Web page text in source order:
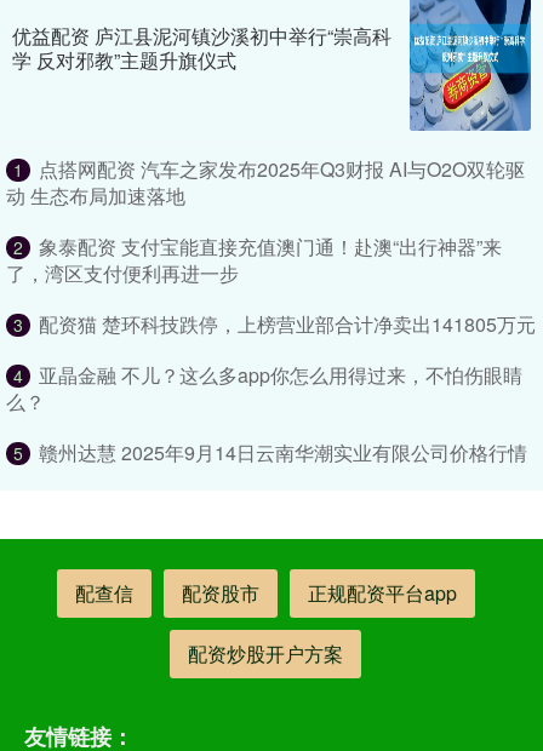
优益配资 庐江县泥河镇沙溪初中举行“崇高科
学 反对邪教”主题升旗仪式
1
点搭网配资 汽车之家发布2025年Q3财报 AI与O2O双轮驱
动 生态布局加速落地
2
象泰配资 支付宝能直接充值澳门通！赴澳“出行神器”来
了，湾区支付便利再进一步
3 配资猫 楚环科技跌停，上榜营业部合计净卖出141805万元
4
亚晶金融 不儿？这么多app你怎么用得过来，不怕伤眼睛
么？
5 赣州达慧 2025年9月14日云南华潮实业有限公司价格行情
配查信 配资股市 正规配资平台app
配资炒股开户方案
友情链接：